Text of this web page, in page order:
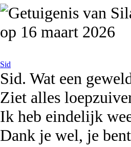
op 16 maart 2026
Sid
Sid. Wat een
Ziet alles
Ik heb eindelijk
Dank je wel, je